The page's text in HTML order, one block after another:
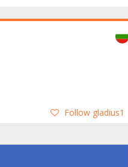
Follow gladius1